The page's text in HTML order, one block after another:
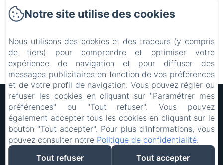
Hôtel Rocade
Mentions légales
18 IMPASSE LAVOISIER, PAMIERS, 09100, France
resarocade@gmx.fr
0660898417
0660898417
Notre site utilise des cookies
Nous utilisons des cookies et des traceurs (y compris
de tiers) pour comprendre et optimiser votre
expérience de navigation et pour diffuser des
messages publicitaires en fonction de vos préférences
et de votre profil de navigation. Vous pouvez régler ou
refuser les cookies en cliquant sur "Paramétrer mes
préférences" ou "Tout refuser". Vous pouvez
également accepter tous les cookies en cliquant sur le
bouton "Tout accepter". Pour plus d'informations, vous
pouvez consulter notre Politique de confidentialité.
Tout refuser
Tout accepter